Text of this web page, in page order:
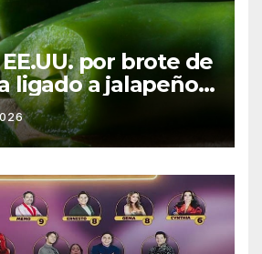
por brote de
ligado a jalapeños
reportan 345